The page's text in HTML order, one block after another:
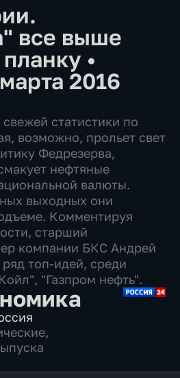
все выше
•
2016
статистики по
возможно, прольет свет
Федрезерва,
нефтяные
валюты.
выходных они
Комментируя
старший
компании БКС Андрей
топ-идей, среди
"Газпром нефть".
,